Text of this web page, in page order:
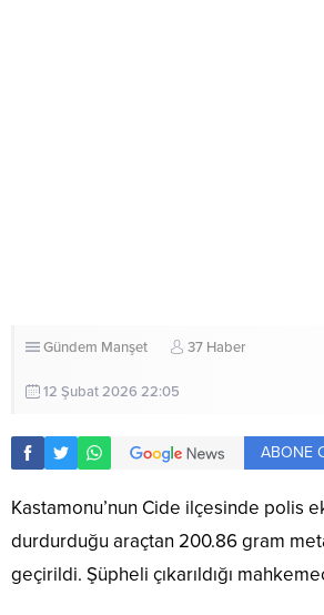
Gündem Manşet 37 Haber
12 Şubat 2026 22:05
ABONE
Kastamonu’nun Cide ilçesinde polis
durdurduğu araçtan 200.86 gram
geçirildi. Şüpheli çıkarıldığı